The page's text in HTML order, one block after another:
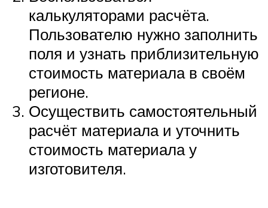
калькуляторами расчёта.
Пользователю нужно заполнить
поля и узнать приблизительную
стоимость материала в своём
регионе.
Осуществить самостоятельный
расчёт материала и уточнить
стоимость материала у
изготовителя.